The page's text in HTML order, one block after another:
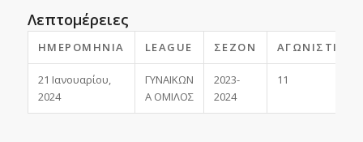
Λεπτομέρειες
ΗΜΕΡΟΜΗΝΊΑ LEAGUE ΣΕΖΌΝ ΑΓΩΝΙΣΤΙΚΉ
21 Ιανουαρίου,
2024
ΓΥΝΑΙΚΩΝ
Α ΟΜΙΛΟΣ
2023-
2024
11